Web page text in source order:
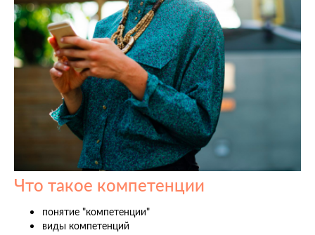
Что такое компетенции
понятие "компетенции"
виды компетенций